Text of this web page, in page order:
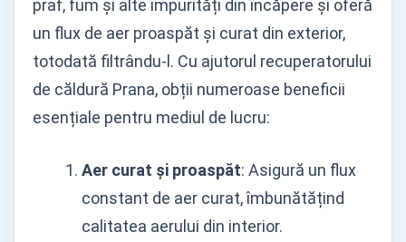
praf, fum și alte impurități din încăpere și oferă
un flux de aer proaspăt și curat din exterior,
totodată filtrându-l. Cu ajutorul recuperatorului
de căldură Prana, obții numeroase beneficii
esențiale pentru mediul de lucru:
Aer curat și proaspăt: Asigură un flux
constant de aer curat, îmbunătățind
calitatea aerului din interior.